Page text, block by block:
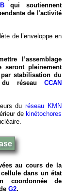
qui soutiennent
de l’activité
de l’enveloppe en
l’assemblage
pleinement
stabilisation du
réseauCCAN
duréseau KMN
de kinétochores
au cours de la
dans un état
coordonnée de
G2.